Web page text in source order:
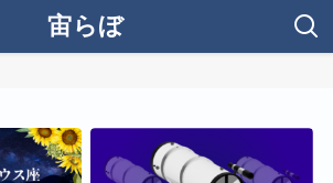
宙らぼ